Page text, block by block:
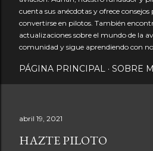
cuenta sus anécdotas y ofrece
convertirse en pilotos. También
actualizaciones sobre el mundo de la
comunidad y sigue aprendiendo con
PÁGINA PRINCIPAL SOBRE
abril 19, 2021
HAZTE PILOTO